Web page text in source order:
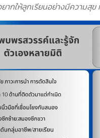
ากให้ลูกเรียนอย่างมีความสุข